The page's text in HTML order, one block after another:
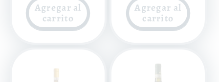
Agregar al
carrito
Agregar al
carrito